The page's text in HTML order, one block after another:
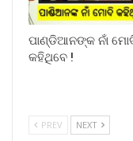
ପାଣ୍ଡିଆନଙ୍କ ନାଁ
କହିଥିବେ !
PREV NEXT